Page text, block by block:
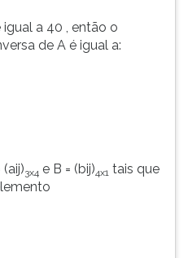
a 40 , então o
de A é igual a:
3x4 e B = (bij)4x1 tais que